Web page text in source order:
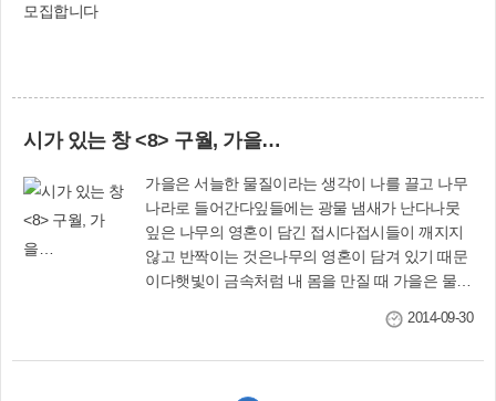
전’(10월 4~10일)을 시작으로, 체리동산주간보호
(20~24일), 최영근 서양화 작품전(27~31일)이 이
어진다. 삼락IC 인근 국제식품 본사4층에 위치한
타워갤러리에서는 한글날 기념 현재 김종문 한글
서예 초대전(10월 7~17일), 박인관 초대전(21~31
일)이 마련된다. 문화홍보과 (☎310-4061~5,
4371~3)
시가 있는 창 <8> 구월, 가을…
가을은 서늘한 물질이라는 생각이 나를 끌고 나무
나라로 들어간다잎들에는 광물 냄새가 난다나뭇
잎은 나무의 영혼이 담긴 접시다접시들이 깨지지
않고 반짝이는 것은나무의 영혼이 담겨 있기 때문
이다햇빛이 금속처럼 내 몸을 만질 때 가을은 물질
지 쓰는 물질의 승화는 손의 계보에 편입된다내 기
2014-09-30